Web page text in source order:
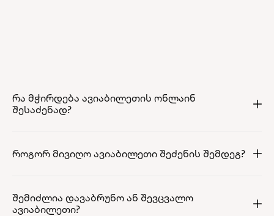
რა მჭირდება ავიაბილეთის ონლაინ
შესაძენად?
როგორ მივიღო ავიაბილეთი შეძენის შემდეგ?
შემიძლია დავაბრუნო ან შევცვალო
ავიაბილეთი?